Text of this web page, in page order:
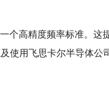
个高精度频率标准。这
使用飞思卡尔半导体公